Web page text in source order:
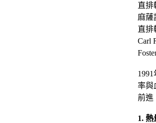
直排
麻薩
直排
Carl
率與
前進
1. 熱